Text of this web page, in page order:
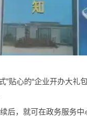
贴心的“企业开办大礼
，就可在政务服务中